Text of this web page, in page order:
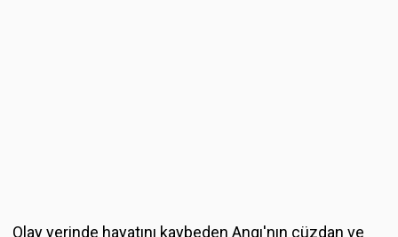
Olay yerinde hayatını kaybeden Angı'nın cüzdan ve